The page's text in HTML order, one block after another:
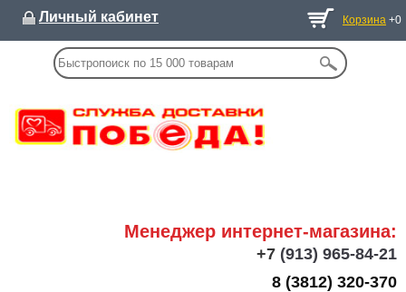
Личный кабинет Корзина +0
Менеджер интернет-магазина:
+7 (913) 965-84-21
8 (3812) 320-370